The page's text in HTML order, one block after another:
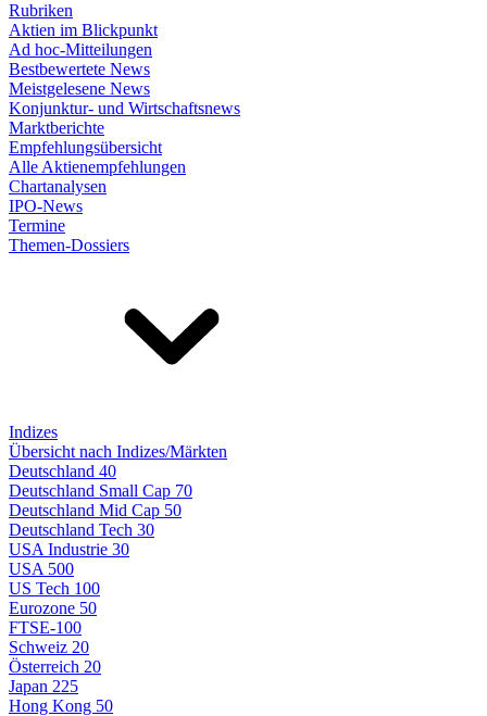
Rubriken
Aktien im Blickpunkt
Ad hoc-Mitteilungen
Bestbewertete News
Meistgelesene News
Konjunktur- und Wirtschaftsnews
Marktberichte
Empfehlungsübersicht
Alle Aktienempfehlungen
Chartanalysen
IPO-News
Termine
Themen-Dossiers
Indizes
Übersicht nach Indizes/Märkten
Deutschland 40
Deutschland Small Cap 70
Deutschland Mid Cap 50
Deutschland Tech 30
USA Industrie 30
USA 500
US Tech 100
Eurozone 50
FTSE-100
Schweiz 20
Österreich 20
Japan 225
Hong Kong 50